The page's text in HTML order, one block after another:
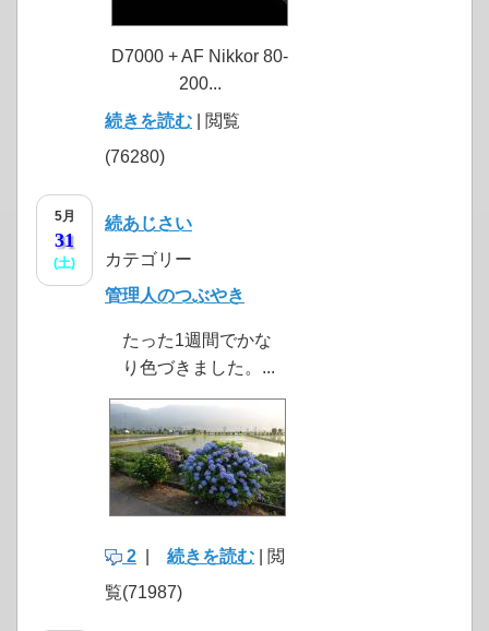
D7000 + AF Nikkor 80-
200...
続きを読む | 閲覧
(76280)
5月
31
(土)
続あじさい
カテゴリー
管理人のつぶやき
たった1週間でかな
り色づきました。...
2 続きを読む | 閲
覧(71987)